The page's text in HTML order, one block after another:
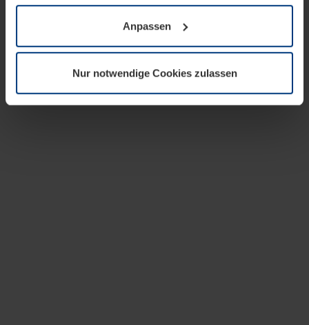
wenn diese für den Betrieb dieser Seite unbedingt
notwendig sind. Für alle anderen Cookie-Typen benötigen
wir Ihre Erlaubnis. Ihre Einwilligung können Sie jederzeit
Datenschutzerklärungunserer Website ändern oder
widerrufen.
Anpassen
Nur notwendige Cookies zulassen